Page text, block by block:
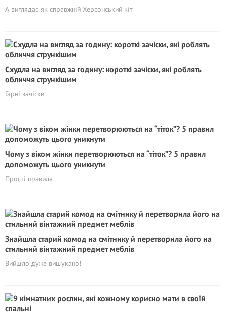
А виглядає як справжній Херсонський кіт
Схудла на вигляд за годину: короткі зачіски, які роблять
обличчя стрункішим
Гарні зачіски
Чому з віком жінки перетворюються на “тіток”? 5 правил
допоможуть цього уникнути
Прості правила
Знайшла старий комод на смітнику й перетворила його на
стильний вінтажний предмет меблів
Вийшло дуже вишукано!